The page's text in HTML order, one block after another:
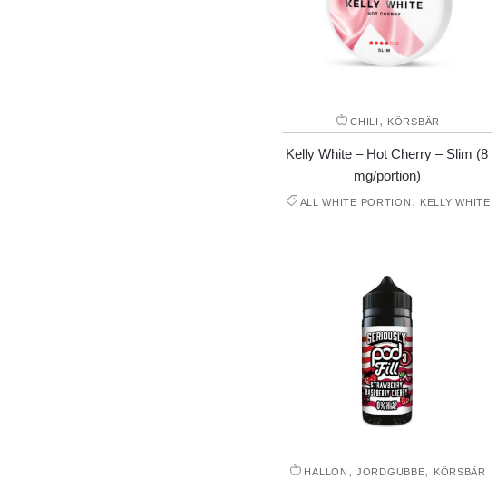
CHILI , KÖRSBÄR
Kelly White – Hot Cherry – Slim (8
mg/portion)
ALL WHITE PORTION , KELLY WHITE
HALLON ,JORDGUBBE, KÖRSBÄR